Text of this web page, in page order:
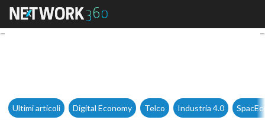
Con Umberto Veronesi un
Ultimi articoli Digital Economy Telco Industria 4.0